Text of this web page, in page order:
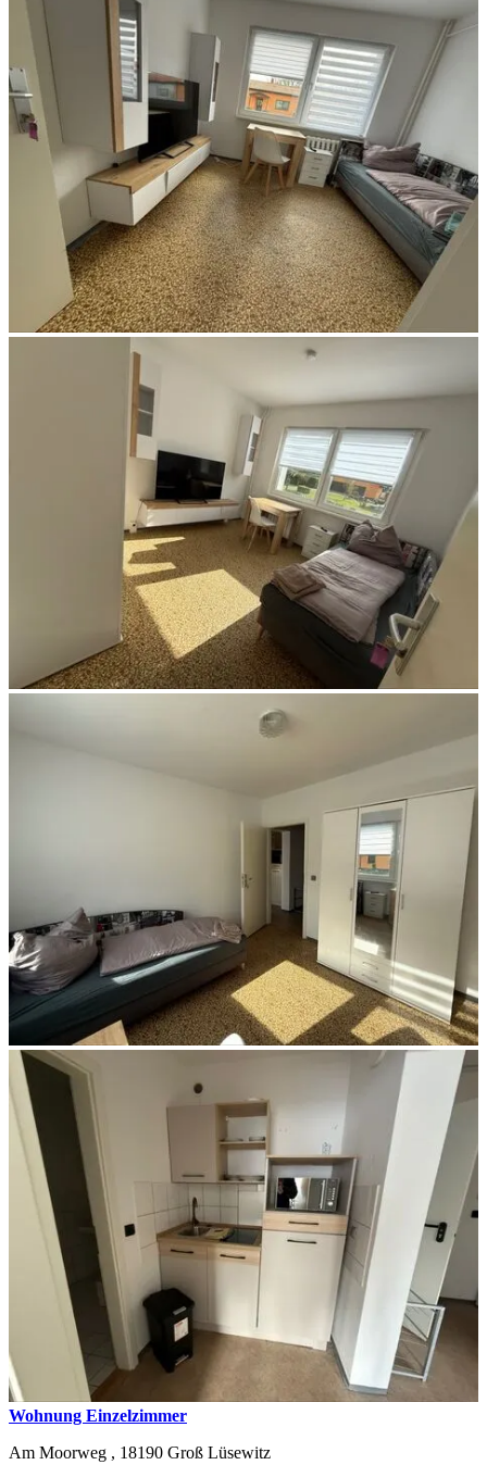
Wohnung Einzelzimmer
Am Moorweg , 18190 Groß Lüsewitz